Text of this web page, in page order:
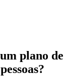
um plano de